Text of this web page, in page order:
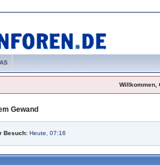
Willkommen,
Gewand
Besuch: Heute, 07:16